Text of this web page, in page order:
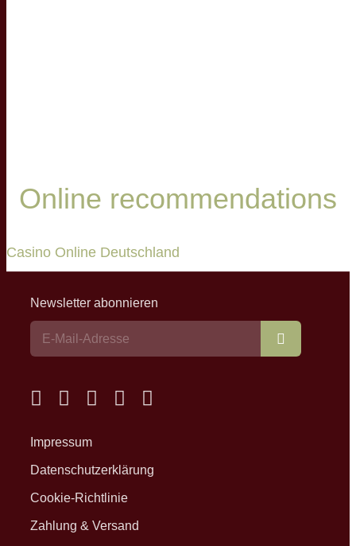
Online recommendations
Casino Online Deutschland
Newsletter abonnieren
Impressum
Datenschutzerklärung
Cookie-Richtlinie
Zahlung & Versand